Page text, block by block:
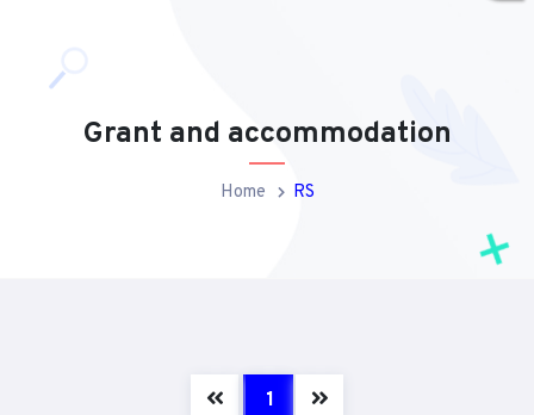
Grant and accommodation
Home RS
1(current)